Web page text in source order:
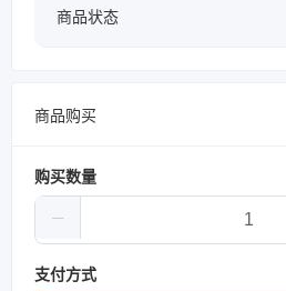
商品状态
商品购买
购买数量
支付方式